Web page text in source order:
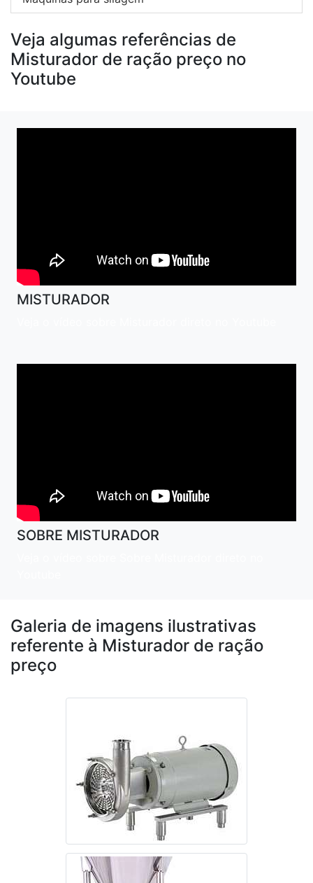
Veja algumas referências de
Misturador de ração preço no
Youtube
MISTURADOR
SOBRE MISTURADOR
Galeria de imagens ilustrativas
referente à Misturador de ração
preço